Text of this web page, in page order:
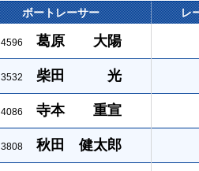
ボートレーサー レ
4596 葛原 大陽
3532 柴田 光
4086 寺本 重宣
3808 秋田 健太郎